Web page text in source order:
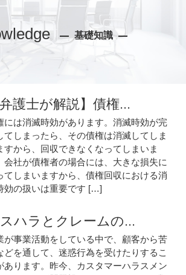
基礎知識
弁護士が解説】債権...
には消滅時効があります。消滅時効が完
てしまったら、その債権は消滅してしま
すから、回収できなくなってしまいま
会社が債権者の場合には、大きな損失に
てしまいますから、債権回収における消
効の扱いは重要です […]
ハラとクレームの...
が事業活動をしている中で、顧客から苦
どを通して、迷惑行為を受けたりするこ
あります。昨今、カスタマーハラスメン